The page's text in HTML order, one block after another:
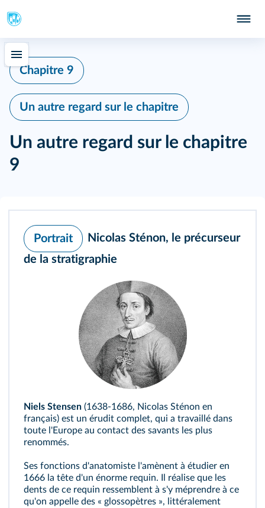
Chapitre 9
Un autre regard sur le chapitre
Un autre regard sur le chapitre
9
Portrait
Nicolas Sténon, le précurseur
de la stratigraphie
Niels Stensen (1638-1686, Nicolas Sténon en
français) est un érudit complet, qui a travaillé dans
toute l'Europe au contact des savants les plus
renommés.
Ses fonctions d'anatomiste l'amènent à étudier en
1666 la tête d'un énorme requin. Il réalise que les
dents de ce requin ressemblent à s'y méprendre à ce
qu'on appelle des « glossopètres », littéralement